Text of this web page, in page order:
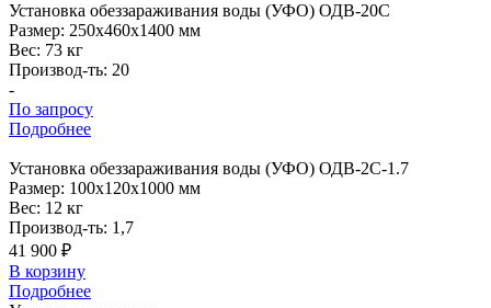
Установка обеззараживания воды (УФО) ОДВ-20С
Размер: 250x460x1400 мм
Вес: 73 кг
Производ-ть: 20
-
По запросу
Подробнее
Установка обеззараживания воды (УФО) ОДВ-2С-1.7
Размер: 100x120x1000 мм
Вес: 12 кг
Производ-ть: 1,7
41 900 ₽
В корзину
Подробнее